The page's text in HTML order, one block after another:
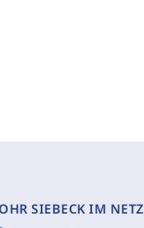
SIEBECK IM NETZ